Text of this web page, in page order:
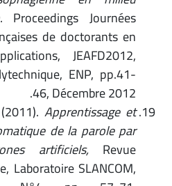
. Proceedings Journées
de doctorants en
JEAFD2012,
ENP, pp.41-
46, Décembre 2012.
(2011).Apprentissage et
de la parole par
artificiels,
Revue
Laboratoire SLANCOM,